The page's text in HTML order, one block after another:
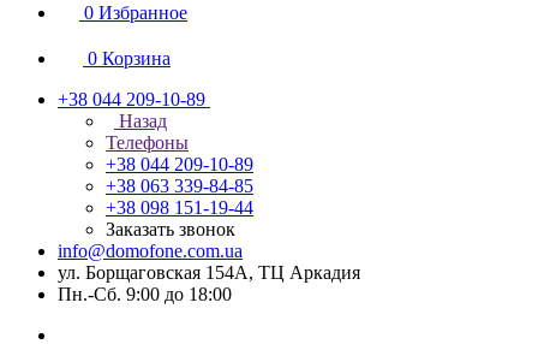
0 Избранное
0 Корзина
+38 044 209-10-89
Назад
Телефоны
+38 044 209-10-89
+38 063 339-84-85
+38 098 151-19-44
Заказать звонок
info@domofone.com.ua
ул. Борщаговская 154А, ТЦ Аркадия
Пн.-Сб. 9:00 до 18:00